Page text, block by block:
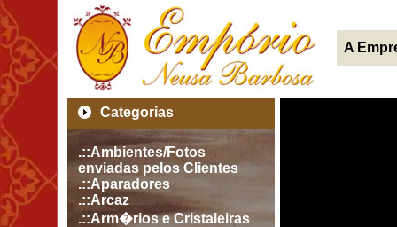
A
Categorias
.::Ambientes/Fotos
enviadas pelos Clientes
.::Aparadores
.::Arcaz
.::Arm�rios e Cristaleiras